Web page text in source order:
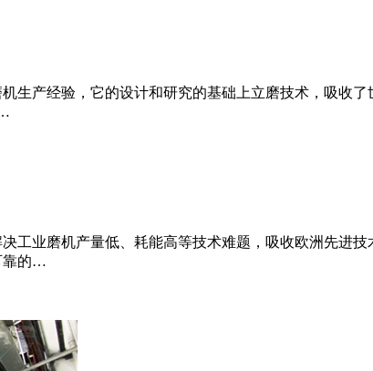
生产经验，它的设计和研究的基础上立磨技术，吸收
工业磨机产量低、耗能高等技术难题，吸收欧洲先进
靠的…